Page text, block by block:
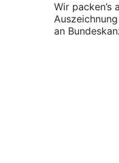
Wir packen’s
an